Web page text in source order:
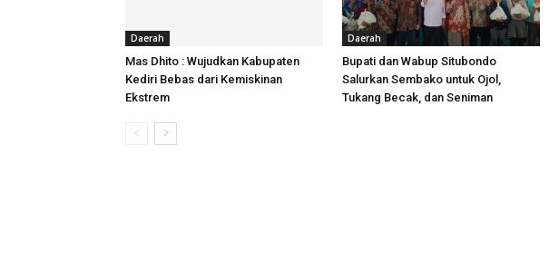
Daerah
Mas Dhito : Wujudkan Kabupaten
Kediri Bebas dari Kemiskinan
Ekstrem
Daerah
Bupati dan Wabup Situbondo
Salurkan Sembako untuk Ojol,
Tukang Becak, dan Seniman